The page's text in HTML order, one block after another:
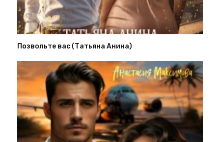
Позвольте вас (Татьяна Анина)